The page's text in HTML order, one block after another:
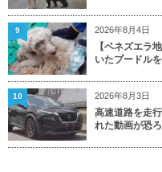
2026年8月4日
【ベネズエラ
いたプードル
9
2026年8月3日
高速道路を走
れた動画が恐
10